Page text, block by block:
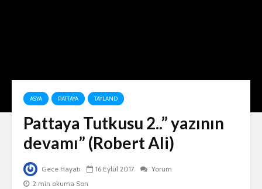
ASYA PATTAYA TAYLAND
Pattaya Tutkusu 2..” yazının
devamı” (Robert Ali)
Gece Hayatı 16 Eylül 2017
Yorum
2 min okuma Son